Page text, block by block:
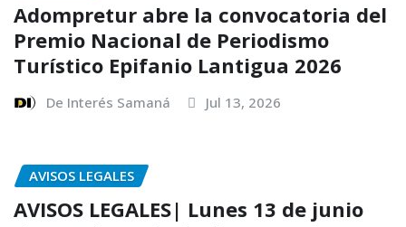
Adompretur abre la convocatoria del
Premio Nacional de Periodismo
Turístico Epifanio Lantigua 2026
De Interés Samaná Jul 13, 2026
AVISOS LEGALES
AVISOS LEGALES| Lunes 13 de junio